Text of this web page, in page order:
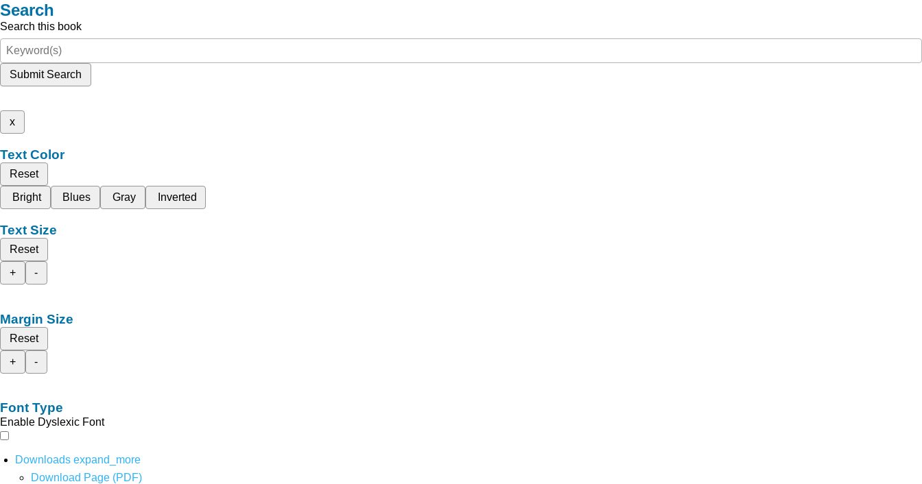
Search
Search this book
Submit Search
x
Text Color
Reset
Bright
Blues Gray Inverted
Text Size
Reset
+
-
Margin Size
Reset
+
-
Font Type
Enable Dyslexic Font
Downloads expand_more
Download Page (PDF)